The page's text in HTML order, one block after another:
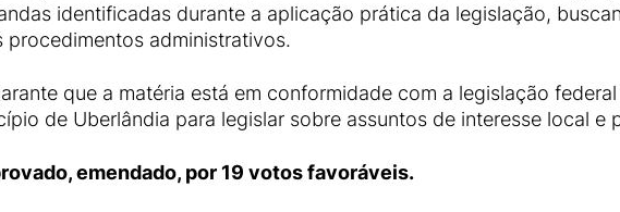
identificadas durante a aplicação prática da legislação,
procedimentos administrativos.
que a matéria está em conformidade com a legislação
de Uberlândia para legislar sobre assuntos de interesse local
emendado, por 19 votos favoráveis.